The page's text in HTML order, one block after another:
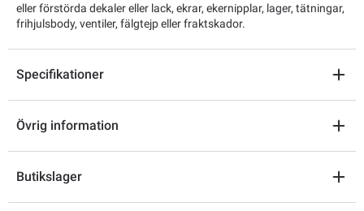
eller förstörda dekaler eller lack, ekrar, ekernipplar, lager, tätningar,
frihjulsbody, ventiler, fälgtejp eller fraktskador.
Specifikationer
Övrig information
Butikslager